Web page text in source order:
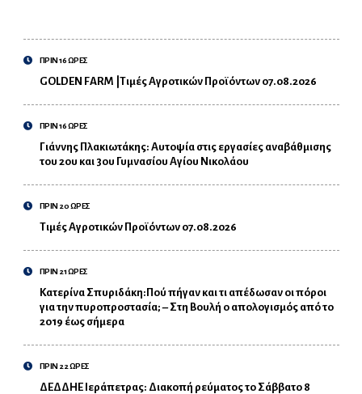
ΠΡΙΝ 16 ΩΡΕΣ
GOLDEN FARM |Τιμές Αγροτικών Προϊόντων 07.08.2026
ΠΡΙΝ 16 ΩΡΕΣ
Γιάννης Πλακιωτάκης: Αυτοψία στις εργασίες αναβάθμισης
του 2ου και 3ου Γυμνασίου Αγίου Νικολάου
ΠΡΙΝ 20 ΩΡΕΣ
Τιμές Αγροτικών Προϊόντων 07.08.2026
ΠΡΙΝ 21 ΩΡΕΣ
Κατερίνα Σπυριδάκη:Πού πήγαν και τι απέδωσαν οι πόροι
για την πυροπροστασία; – Στη Βουλή ο απολογισμός από το
2019 έως σήμερα
ΠΡΙΝ 22 ΩΡΕΣ
ΔΕΔΔΗΕ Ιεράπετρας: Διακοπή ρεύματος το Σάββατο 8